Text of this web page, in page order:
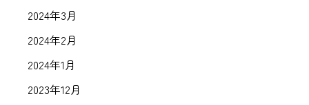
2024年3月
2024年2月
2024年1月
2023年12月